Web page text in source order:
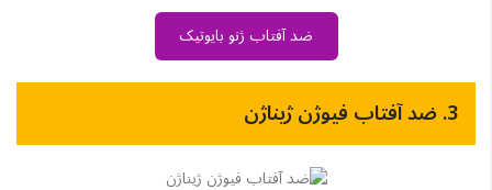
ضد آفتاب ژنو بایوتیک
3. ضد آفتاب فیوژن ژیناژن